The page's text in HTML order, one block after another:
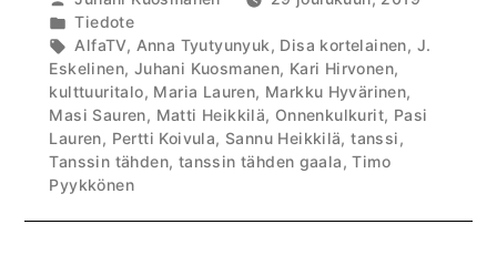
julkaisija
on
Julkaistu
kategoriassa
Tiedote
Avainsanat:
AlfaTV, Anna Tyutyunyuk, Disa kortelainen, J.
Eskelinen, Juhani Kuosmanen, Kari Hirvonen,
kulttuuritalo, Maria Lauren, Markku Hyvärinen,
Masi Sauren, Matti Heikkilä, Onnenkulkurit, Pasi
Lauren, Pertti Koivula, Sannu Heikkilä,tanssi,
Tanssin tähden, tanssin tähden gaala,Timo
Pyykkönen